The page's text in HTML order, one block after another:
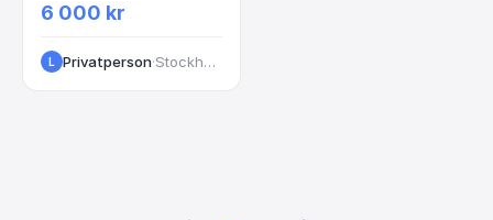
6 000 kr
L Privatperson· Stockholm